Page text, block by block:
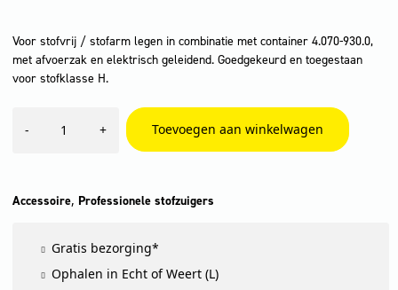
Voor stofvrij / stofarm legen in combinatie met container 4.070-930.0,
met afvoerzak en elektrisch geleidend. Goedgekeurd en toegestaan
voor stofklasse H.
-
75/1
+ Toevoegen aan winkelwagen
Accessoire, Professionele stofzuigers
Gratis bezorging*
Ophalen in Echt of Weert (L)